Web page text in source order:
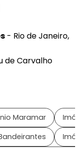
- Rio de Janeiro,
de Carvalho
Maramar